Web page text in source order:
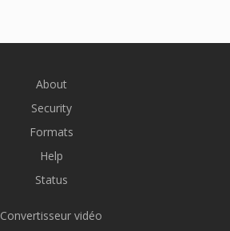
About
Security
Formats
Help
Status
Convertisseur vidéo